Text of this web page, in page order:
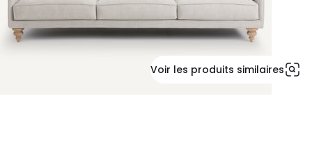
Voir les produits similaires